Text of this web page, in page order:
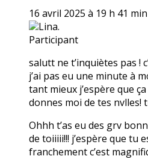
16 avril 2025 à 19 h 41 min
Lina.
Participant
salutt ne t’inquiètes pas !
j’ai pas eu une minute à
tant mieux j’espère que
donnes moi de tes nvlles!
Ohhh t’as eu des grv
de toiiiii!!! j’espère que tu
franchement c’est